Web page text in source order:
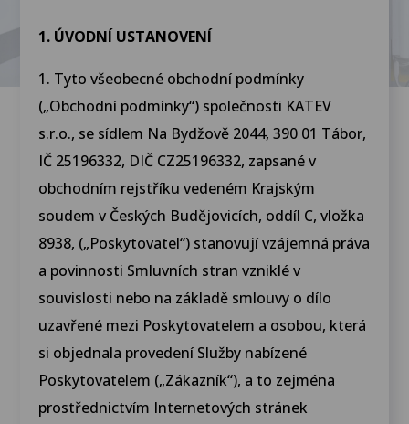
1. ÚVODNÍ USTANOVENÍ
1. Tyto všeobecné obchodní podmínky
(„Obchodní podmínky“) společnosti KATEV
s.r.o., se sídlem Na Bydžově 2044, 390 01 Tábor,
IČ 25196332, DIČ CZ25196332, zapsané v
obchodním rejstříku vedeném Krajským
soudem v Českých Budějovicích, oddíl C, vložka
8938, („Poskytovatel“) stanovují vzájemná práva
a povinnosti Smluvních stran vzniklé v
souvislosti nebo na základě smlouvy o dílo
uzavřené mezi Poskytovatelem a osobou, která
si objednala provedení Služby nabízené
Poskytovatelem („Zákazník“), a to zejména
prostřednictvím Internetových stránek